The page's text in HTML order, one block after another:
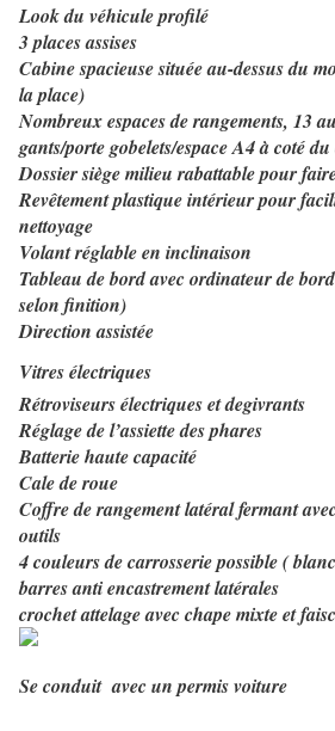
Look du véhicule profilé
3 places assises
Cabine spacieuse située au-dessus du
la place)
Nombreux espaces de rangements, 13
gants/porte gobelets/espace A4 à coté
Dossier siège milieu rabattable pour
Revêtement plastique intérieur pour
nettoyage
Volant réglable en inclinaison
Tableau de bord avec ordinateur de
selon finition)
Direction assistée
Vitres électriques
Rétroviseurs électriques et degivrants
Réglage de l’assiette des phares
Batterie haute capacité
Cale de roue
Coffre de rangement latéral fermant
outils
4 couleurs de carrosserie possible (
barres anti encastrement latérales
crochet attelage avec chape mixte et
Se conduit avec un permis voiture